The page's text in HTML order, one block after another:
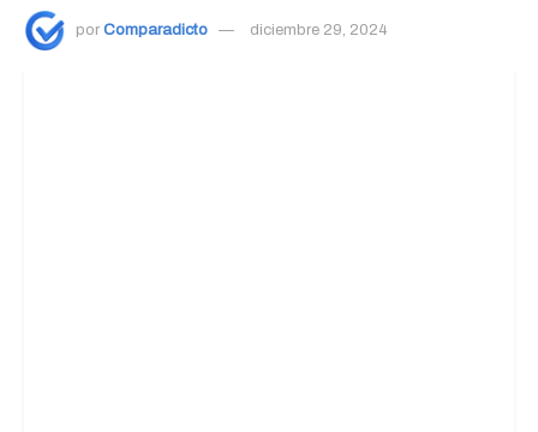
por Comparadicto diciembre 29, 2024